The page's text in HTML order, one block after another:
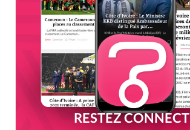
RESTEZ